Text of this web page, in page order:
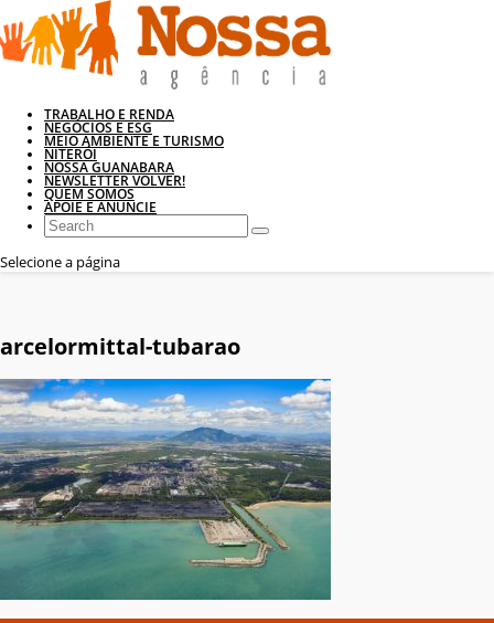
TRABALHO E RENDA
NEGÓCIOS E ESG
MEIO AMBIENTE E TURISMO
NITERÓI
NOSSA GUANABARA
NEWSLETTER VOLVER!
QUEM SOMOS
APOIE E ANUNCIE
Selecione a página
arcelormittal-tubarao